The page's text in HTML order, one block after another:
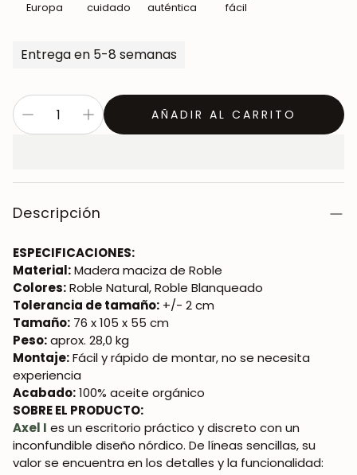
Europa
cuidado
auténtica
fácil
Entrega en 5-8 semanas
AÑADIR AL CARRITO
Descripción
ESPECIFICACIONES:
Material:Madera maciza de Roble
Colores:Roble Natural, Roble Blanqueado
Tolerancia de tamaño: +/- 2 cm
Tamaño: 76 x 105 x 55 cm
Peso:aprox. 28,0 kg
Montaje:Fácil y rápido de montar, no se necesita
experiencia
Acabado:100% aceite orgánico
SOBRE EL PRODUCTO:
Axel I es un escritorio práctico y discreto con un
inconfundible diseño nórdico. De líneas sencillas, su
valor se encuentra en los detalles y la funcionalidad: